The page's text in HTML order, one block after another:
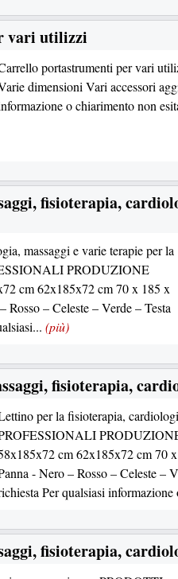
vari utilizzi
portastrumenti per vari
dimensioni Vari accessori
o chiarimento non
fisioterapia,
massaggi e varie terapie per la
PRODUZIONE
cm 62x185x72 cm 70 x 185 x
– Celeste – Verde – Testa
(più)
fisioterapia,
per la fisioterapia,
cm 62x185x72 cm 70
- Nero – Rosso – Celeste –
Per qualsiasi
fisioterapia,